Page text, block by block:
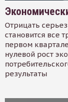
Отрицать
становится все
первом
нулевой рост
результаты